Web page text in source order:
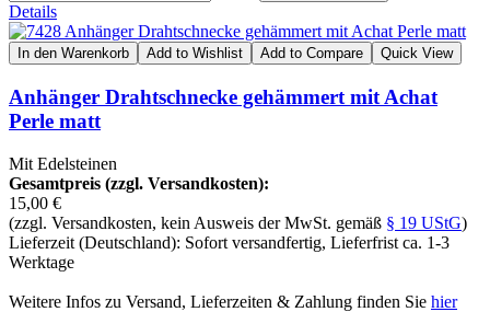
Details
In den Warenkorb Add to Wishlist Add to Compare Quick View
Anhänger Drahtschnecke gehämmert mit Achat
Perle matt
Mit Edelsteinen
Gesamtpreis (zzgl. Versandkosten):
15,00 €
(zzgl. Versandkosten, kein Ausweis der MwSt. gemäß § 19 UStG)
Lieferzeit (Deutschland): Sofort versandfertig, Lieferfrist ca. 1-3
Werktage
Weitere Infos zu Versand, Lieferzeiten & Zahlung finden Sie hier